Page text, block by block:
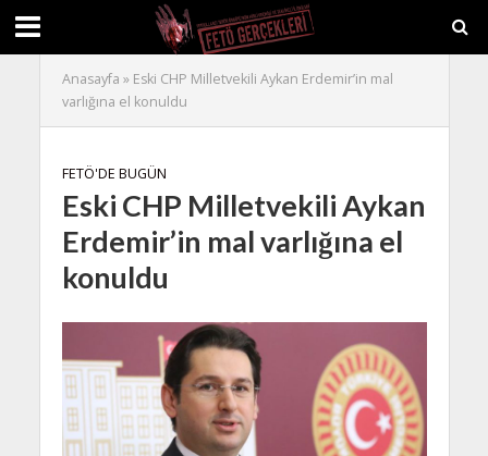
Anasayfa » Eski CHP Milletvekili Aykan Erdemir’in mal
varlığına el konuldu
FETÖ'DE BUGÜN
Eski CHP Milletvekili Aykan
Erdemir’in mal varlığına el
konuldu